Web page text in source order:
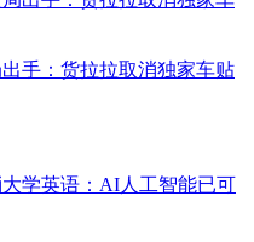
手：货拉拉取消独家车贴